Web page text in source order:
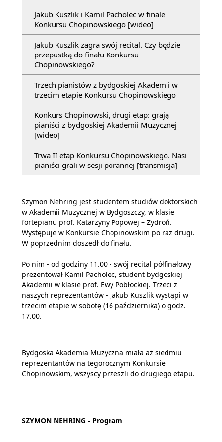
Jakub Kuszlik i Kamil Pacholec w finale
Konkursu Chopinowskiego [wideo]
Jakub Kuszlik zagra swój recital. Czy będzie
przepustką do finału Konkursu
Chopinowskiego?
Trzech pianistów z bydgoskiej Akademii w
trzecim etapie Konkursu Chopinowskiego
Konkurs Chopinowski, drugi etap: grają
pianiści z bydgoskiej Akademii Muzycznej
[wideo]
Trwa II etap Konkursu Chopinowskiego. Nasi
pianiści grali w sesji porannej [transmisja]
Szymon Nehring jest studentem studiów doktorskich
w Akademii Muzycznej w Bydgoszczy, w klasie
fortepianu prof. Katarzyny Popowej – Zydroń.
Występuje w Konkursie Chopinowskim po raz drugi.
W poprzednim doszedł do finału.
Po nim - od godziny 11.00 - swój recital półfinałowy
prezentował Kamil Pacholec, student bydgoskiej
Akademii w klasie prof. Ewy Pobłockiej. Trzeci z
naszych reprezentantów - Jakub Kuszlik wystąpi w
trzecim etapie w sobotę (16 października) o godz.
17.00.
Bydgoska Akademia Muzyczna miała aż siedmiu
reprezentantów na tegorocznym Konkursie
Chopinowskim, wszyscy przeszli do drugiego etapu.
SZYMON NEHRING - Program